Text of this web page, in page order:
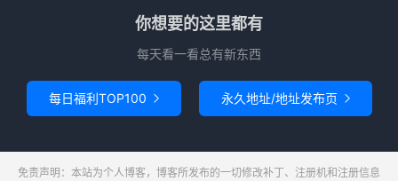
你想要的这里都有
每天看一看总有新东西
每日福利TOP100  永久地址/地址发布页 
免责声明：本站为个人博客，博客所发布的一切修改补丁、注册机和注册信息